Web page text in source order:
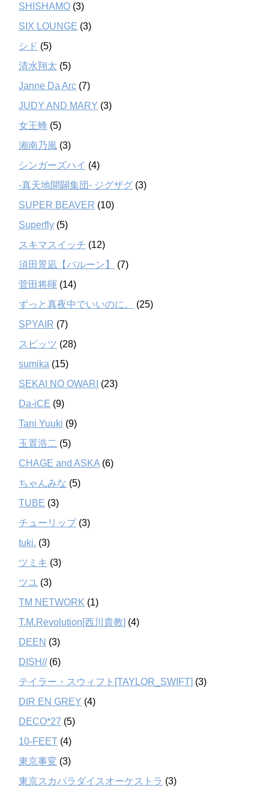
SHISHAMO (3)
SIX LOUNGE (3)
シド (5)
清水翔太 (5)
Janne Da Arc (7)
JUDY AND MARY (3)
女王蜂 (5)
湘南乃風 (3)
シンガーズハイ (4)
-真天地開闢集団- ジグザグ (3)
SUPER BEAVER (10)
Superfly (5)
スキマスイッチ (12)
須田景凪【バルーン】
(7)
菅田将暉 (14)
ずっと真夜中でいいのに。
(25)
SPYAIR (7)
スピッツ (28)
sumika (15)
SEKAI NO OWARI (23)
Da-iCE (9)
Tani Yuuki (9)
玉置浩二 (5)
CHAGE and ASKA (6)
ちゃんみな (5)
TUBE (3)
チューリップ(3)
tuki. (3)
ツミキ (3)
ツユ (3)
TM NETWORK (1)
T.M.Revolution[西川貴教] (4)
DEEN (3)
DISH//(6)
テイラー・スウィフト[TAYLOR_SWIFT] (3)
DIR EN GREY (4)
DECO*27 (5)
10-FEET (4)
東京事変 (3)
東京スカパラダイスオーケストラ (3)